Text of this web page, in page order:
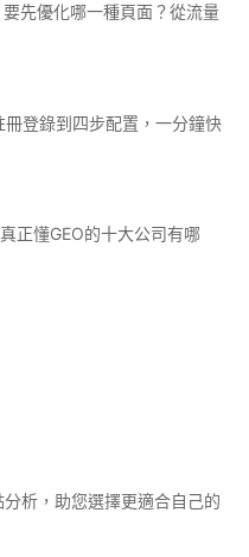
先優化哪一種頁面？從流量
登錄到四步配置，一分鐘快
正懂GEO的十大公司有哪
析，助您選擇更適合自己的